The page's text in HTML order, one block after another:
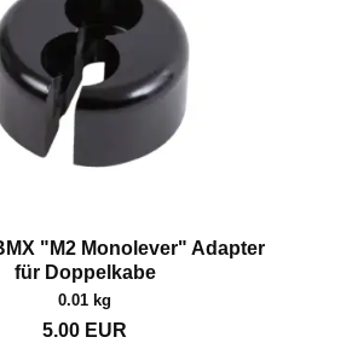
"M2 Monolever" Adapter
für Doppelkabe
0.01 kg
5.00 EUR